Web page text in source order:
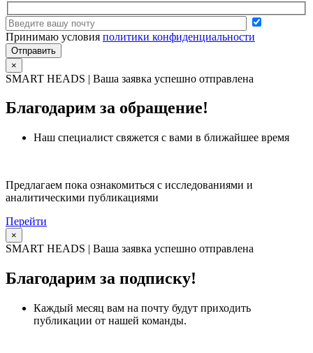
Принимаю условия политики конфиденциальности
×
SMART HEADS | Ваша заявка успешно отправлена
Благодарим за обращение!
Наш специалист свяжется с вами в ближайшее время
Предлагаем пока ознакомиться с исследованиями и
аналитическими публикациями
Перейти
×
SMART HEADS | Ваша заявка успешно отправлена
Благодарим за подписку!
Каждый месяц вам на почту будут приходить
публикации от нашей команды.